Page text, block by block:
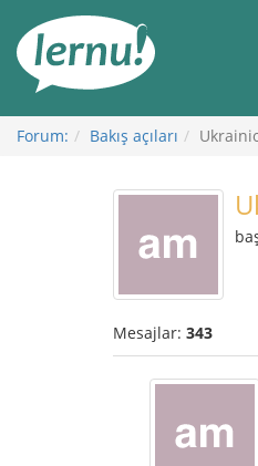
Görüntüleme
Forum: Bakış açıları
Mesajlar: 343